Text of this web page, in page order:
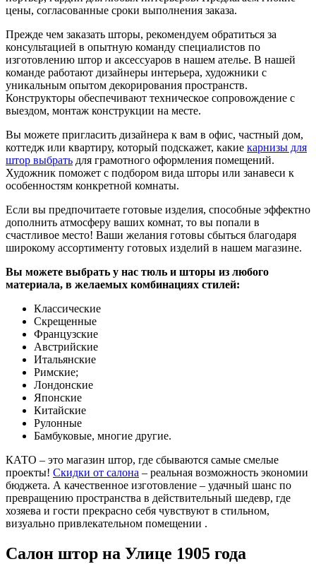
цены, согласованные сроки выполнения заказа.
Прежде чем заказать шторы, рекомендуем обратиться за
консультацией в опытную команду специалистов по
изготовлению штор и аксессуаров в нашем ателье. В нашей
команде работают дизайнеры интерьера, художники с
уникальным опытом декорирования пространств.
Конструкторы обеспечивают техническое сопровождение с
выездом, монтаж конструкции на месте.
Вы можете пригласить дизайнера к вам в офис, частный дом,
коттедж или квартиру, который подскажет, какие карнизы для
штор выбрать для грамотного оформления помещений.
Художник поможет с подбором вида шторы или занавеси к
особенностям конкретной комнаты.
Если вы предпочитаете готовые изделия, способные эффектно
дополнить атмосферу ваших комнат, то вы попали в
счастливое место! Ваши желания готовы сбыться благодаря
широкому ассортименту готовых изделий в нашем магазине.
Вы можете выбрать у нас тюль и шторы из любого
материала, в желаемых комбинациях стилей:
Классические
Скрещенные
Французские
Австрийские
Итальянские
Римские;
Лондонские
Японские
Китайские
Рулонные
Бамбуковые, многие другие.
КАТО – это магазин штор, где сбываются самые смелые
проекты! Скидки от салона – реальная возможность экономии
бюджета. А качественное изготовление – удачный шанс по
превращению пространства в действительный шедевр, где
хозяева и гости прекрасно себя чувствуют в стильном,
визуально привлекательном помещении .
Салон штор на Улице 1905 года